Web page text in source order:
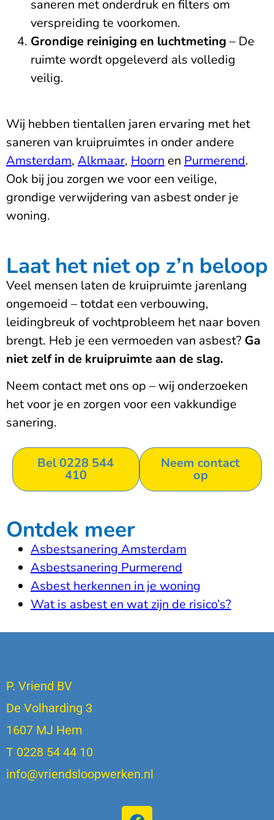
saneren met onderdruk en filters om
verspreiding te voorkomen.
Grondige reiniging en luchtmeting – De
ruimte wordt opgeleverd als volledig
veilig.
Wij hebben tientallen jaren ervaring met het
saneren van kruipruimtes in onder andere
Amsterdam, Alkmaar, Hoorn en Purmerend.
Ook bij jou zorgen we voor een veilige,
grondige verwijdering van asbest onder je
woning.
Laat het niet op z’n beloop
Veel mensen laten de kruipruimte jarenlang
ongemoeid – totdat een verbouwing,
leidingbreuk of vochtprobleem het naar boven
brengt. Heb je een vermoeden van asbest? Ga
niet zelf in de kruipruimte aan de slag.
Neem contact met ons op – wij onderzoeken
het voor je en zorgen voor een vakkundige
sanering.
Bel 0228 544
410
Neem contact
op
Ontdek meer
Asbestsanering Amsterdam
Asbestsanering Purmerend
Asbest herkennen in je woning
Wat is asbest en wat zijn de risico’s?
P. Vriend BV
De Volharding 3
1607 MJ Hem
T 0228 54 44 10
info@vriendsloopwerken.nl